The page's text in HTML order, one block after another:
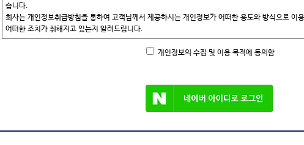
개인정보의 수집 및 이용 목적에 동의함